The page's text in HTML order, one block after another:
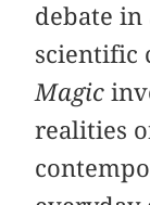
debate in
scientific
Magic
realities